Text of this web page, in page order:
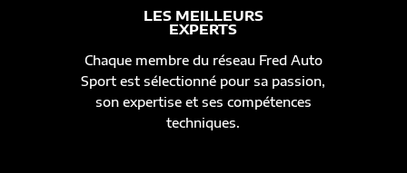
LES MEILLEURS
EXPERTS
Chaque membre du réseau Fred Auto
Sport est sélectionné pour sa passion,
son expertise et ses compétences
techniques.